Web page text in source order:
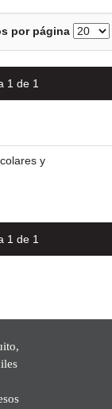
por página
1 de 1
y
1 de 1